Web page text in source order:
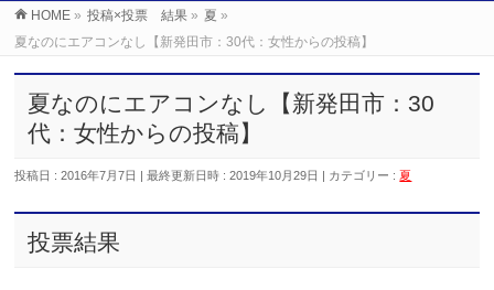
HOME » 投稿×投票 結果 » 夏 »
夏なのにエアコンなし【新発田市：30代：女性からの投稿】
夏なのにエアコンなし【新発田市：30
代：女性からの投稿】
投稿日 : 2016年7月7日 最終更新日時 : 2019年10月29日 カテゴリー :夏
投票結果